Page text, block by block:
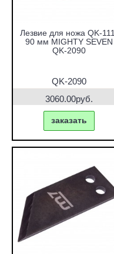
Лезвие для ножа QK-111,
90 мм MIGHTY SEVEN
QK-2090
QK-2090
3060.00руб.
заказать